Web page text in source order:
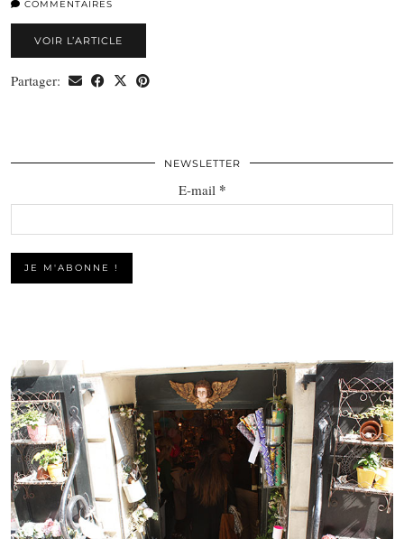
COMMENTAIRES
VOIR L’ARTICLE
Partager:
NEWSLETTER
E-mail *